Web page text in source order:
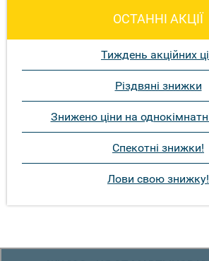
ОСТАННІ АКЦІЇ
Тиждень акційних
Різдвяні знижки
Знижено ціни на
Спекотні знижки!
Лови свою знижку!